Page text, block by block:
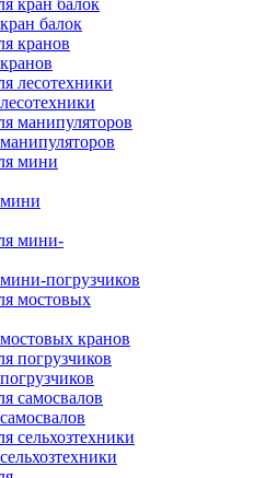
балок
мини
погрузчиков
кранов